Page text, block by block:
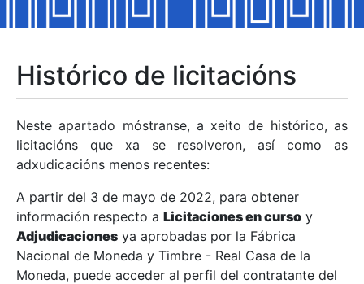
Mostrar/Ocultar
Mostrar/Ocultar
Mostrar/Ocultar
Mostrar/Ocultar
Histórico de licitacións
Neste apartado móstranse, a xeito de histórico, as
licitacións que xa se resolveron, así como as
adxudicacións menos recentes:
A partir del 3 de mayo de 2022, para obtener
información respecto a Licitaciones en curso y
Adjudicaciones ya aprobadas por la Fábrica
Nacional de Moneda y Timbre - Real Casa de la
Moneda, puede acceder al perfil del contratante del